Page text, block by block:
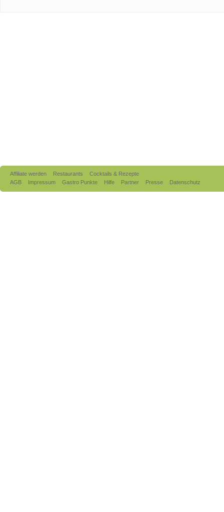
Affiliate werden Restaurants
Cocktails & Rezepte
AGB
Impressum Gastro Punkte Hilfe Partner Presse Datenschutz